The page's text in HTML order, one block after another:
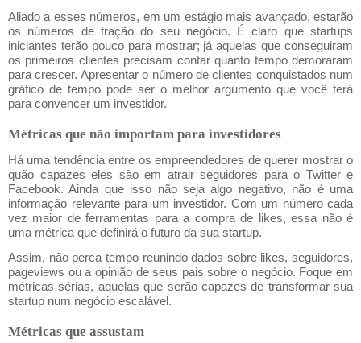
Aliado a esses números, em um estágio mais avançado, estarão
os números de tração do seu negócio. É claro que startups
iniciantes terão pouco para mostrar; já aquelas que conseguiram
os primeiros clientes precisam contar quanto tempo demoraram
para crescer. Apresentar o número de clientes conquistados num
gráfico de tempo pode ser o melhor argumento que você terá
para convencer um investidor.
Métricas que não importam para investidores
Há uma tendência entre os empreendedores de querer mostrar o
quão capazes eles são em atrair seguidores para o Twitter e
Facebook. Ainda que isso não seja algo negativo, não é uma
informação relevante para um investidor. Com um número cada
vez maior de ferramentas para a compra de likes, essa não é
uma métrica que definirá o futuro da sua startup.
Assim, não perca tempo reunindo dados sobre likes, seguidores,
pageviews ou a opinião de seus pais sobre o negócio. Foque em
métricas sérias, aquelas que serão capazes de transformar sua
startup num negócio escalável.
Métricas que assustam